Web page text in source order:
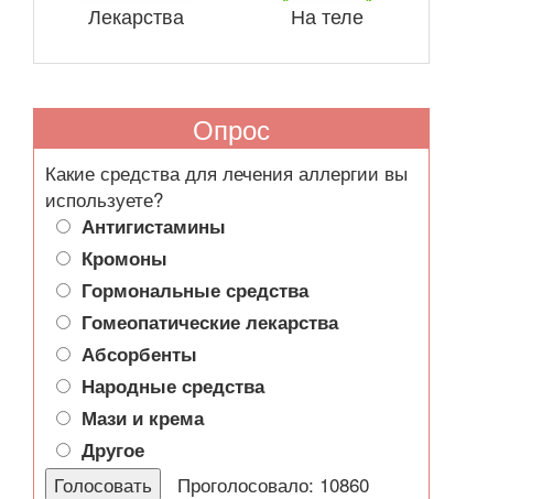
Лекарства На теле
Опрос
Какие средства для лечения аллергии вы
используете?
Антигистамины
Кромоны
Гормональные средства
Гомеопатические лекарства
Абсорбенты
Народные средства
Мази и крема
Другое
Проголосовало: 10860